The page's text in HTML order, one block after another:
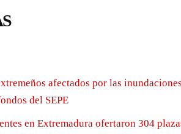
afectados por las
del SEPE
en Extremadura ofertaron 304